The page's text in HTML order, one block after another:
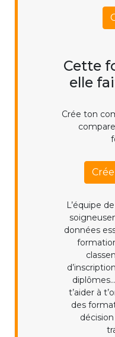
Cette
elle
Crée ton
L’équipe
données
t’aider à
des